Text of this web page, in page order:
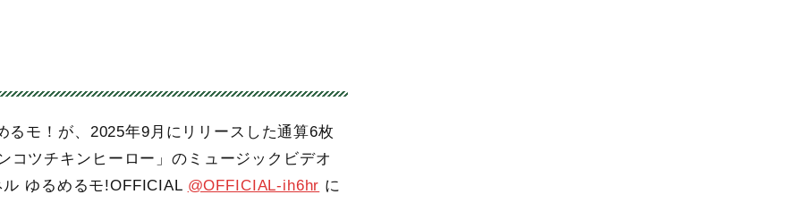
モ！が、2025年9月にリリースした通算6枚
コツチキンヒーロー」のミュージックビデオ
ゆるめるモ!OFFICIAL @OFFICIAL-ih6hr に